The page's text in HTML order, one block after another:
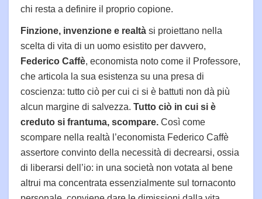
chi resta a definire il proprio copione.
Finzione, invenzione e realtà si proiettano nella
scelta di vita di un uomo esistito per davvero,
Federico Caffè, economista noto come il Professore,
che articola la sua esistenza su una presa di
coscienza: tutto ciò per cui ci si è battuti non dà più
alcun margine di salvezza. Tutto ciò in cui si è
creduto si frantuma, scompare. Così come
scompare nella realtà l’economista Federico Caffè
assertore convinto della necessità di decrearsi, ossia
di liberarsi dell’io: in una società non votata al bene
altrui ma concentrata essenzialmente sul tornaconto